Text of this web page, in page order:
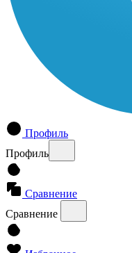
Профиль
Профиль
Сравнение
Сравнение